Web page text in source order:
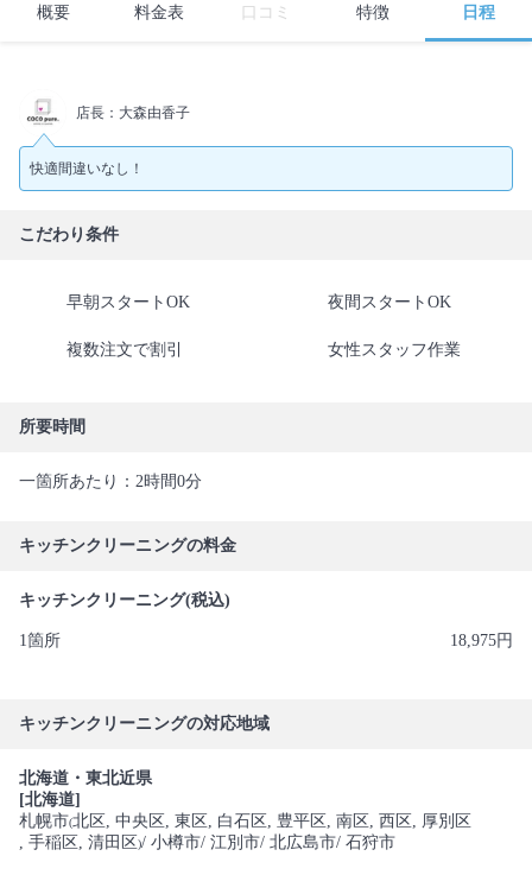
概要 料金表 口コミ 特徴 日程
店長：大森由香子
快適間違いなし！
こだわり条件
早朝スタートOK 夜間スタートOK
複数注文で割引 女性スタッフ作業
所要時間
一箇所あたり：2時間0分
キッチンクリーニングの料金
キッチンクリーニング(税込)
1箇所 18,975円
キッチンクリーニングの対応地域
北海道・東北近県
[北海道]
札幌市(北区 , 中央区 , 東区 , 白石区 , 豊平区 , 南区 , 西区 , 厚別区
, 手稲区 , 清田区)/ 小樽市/ 江別市/ 北広島市/ 石狩市